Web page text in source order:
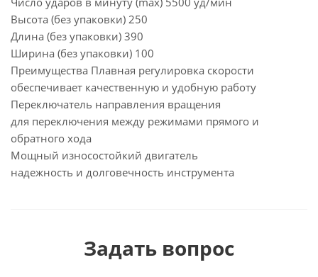
Высота (без упаковки) 250
Длина (без упаковки) 390
Ширина (без упаковки) 100
Преимущества Плавная регулировка скорости
обеспечивает качественную и удобную работу
Переключатель направления вращения
для переключения между режимами прямого и
обратного хода
Мощный износостойкий двигатель
надежность и долговечность инструмента
Задать вопрос